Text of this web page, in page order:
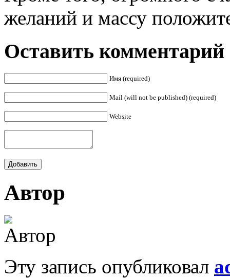
желаний и массу
Оставить комментарий
Имя (required)
Mail (will not be published) (required)
Website
Автор
Эту запись опубликовал